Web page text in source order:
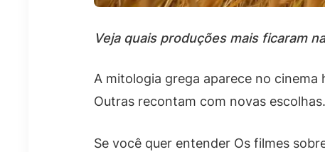
Veja quais produções mais ficaram
A mitologia grega aparece no
Outras recontam com novas
Se você quer entender Os filmes